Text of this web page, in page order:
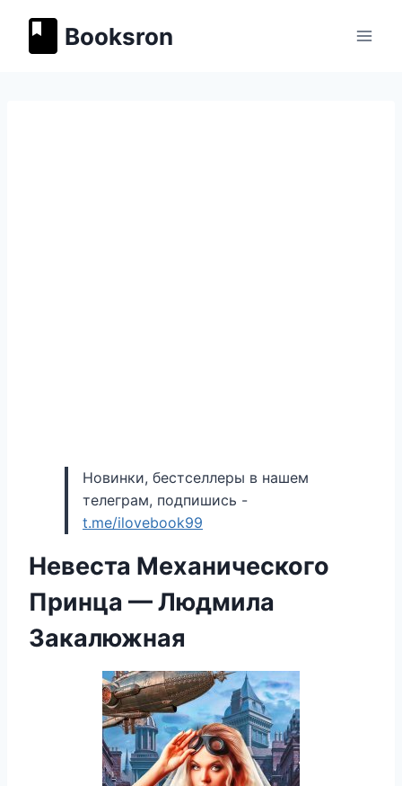
содержимому
Booksron
Новинки, бестселлеры в нашем
телеграм, подпишись -
t.me/ilovebook99
Невеста Механического
Принца — Людмила
Закалюжная